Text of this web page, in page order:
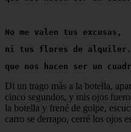
No me valen tus excusas,
ni tus flores de
que nos hacen ser un
Di un trago más a la botella,
cinco segundos, y mis ojos
la botella y frené de golpe,
carro se derrapo, cerré los ojos